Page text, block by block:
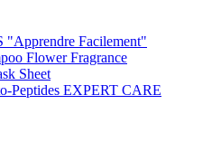
"Apprendre Facilement"
Flower Fragrance
Sheet
Peptides EXPERT CARE